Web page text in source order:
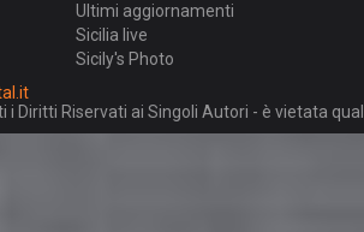
Ultimi aggiornamenti
Sicilia live
Sicily's Photo
i Diritti Riservati ai Singoli Autori - è vietata